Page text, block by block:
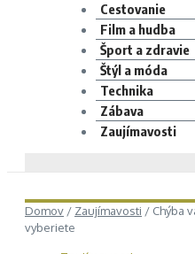
Cestovanie
Film a hudba
Šport a zdravie
Štýl a móda
Technika
Zábava
Zaujímavosti
Domov / Zaujímavosti / Chýba
vyberiete